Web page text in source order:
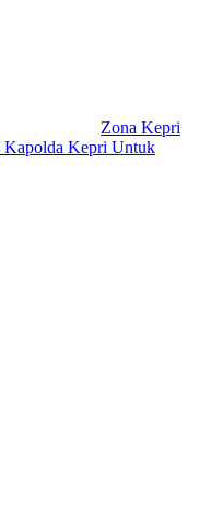
Zona Kepri
Kapolda Kepri Untuk